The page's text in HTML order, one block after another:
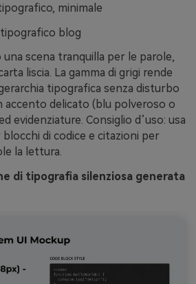
minimale
blog
una scena tranquilla per le parole,
liscia. La gamma di grigi rende
tipografica senza disturbo
accento delicato (blu polveroso o
evidenziature. Consiglio d’uso: usa
di codice e citazioni per
la lettura.
di tipografia silenziosa generata